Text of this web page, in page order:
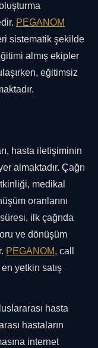
PEGANOM
sistematik şekilde
almış ekipler
eğitimsiz
hasta iletişiminin
almaktadır. Çağrı
medikal
oranlarını
ilk çağrıda
ve dönüşüm
PEGANOM, call
yetkin satış
hasta
hastaların
internet